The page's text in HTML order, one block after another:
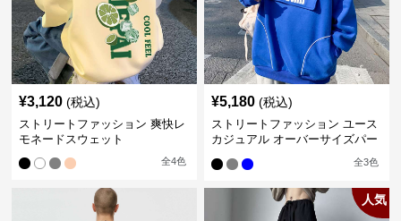
¥3,120 (税込)
ストリートファッション 爽快レ
モネードスウェット
全4色
¥5,180 (税込)
ストリートファッション ユース
カジュアル オーバーサイズパー
全3色
人気